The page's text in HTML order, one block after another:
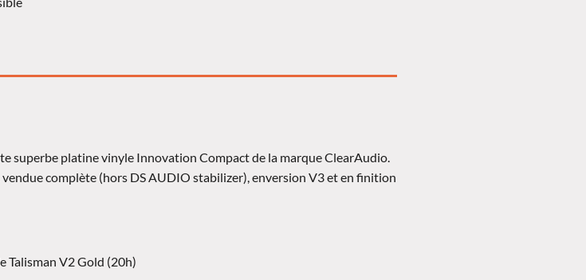
superbe platine vinyle Innovation Compact de la marque ClearAudio.
complète (hors DS AUDIO stabilizer), enversion V3 et en finition
Talisman V2 Gold (20h)